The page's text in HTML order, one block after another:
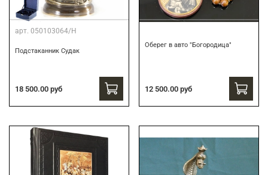
арт. 050103064/Н
Подстаканник Судак
18 500.00 руб
Оберег в авто "Богородица"
12 500.00 руб